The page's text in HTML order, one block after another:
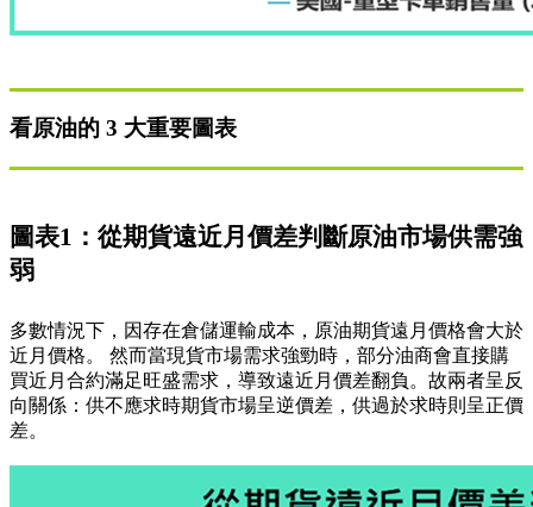
看原油的 3 大重要圖表
圖表1：從期貨遠近月價差判斷原油市場供需強
弱
多數情況下，因存在倉儲運輸成本，原油期貨遠月價格會大於
近月價格。 然而當現貨市場需求強勁時，部分油商會直接購
買近月合約滿足旺盛需求，導致遠近月價差翻負。故兩者呈反
向關係：供不應求時期貨市場呈逆價差，供過於求時則呈正價
差。